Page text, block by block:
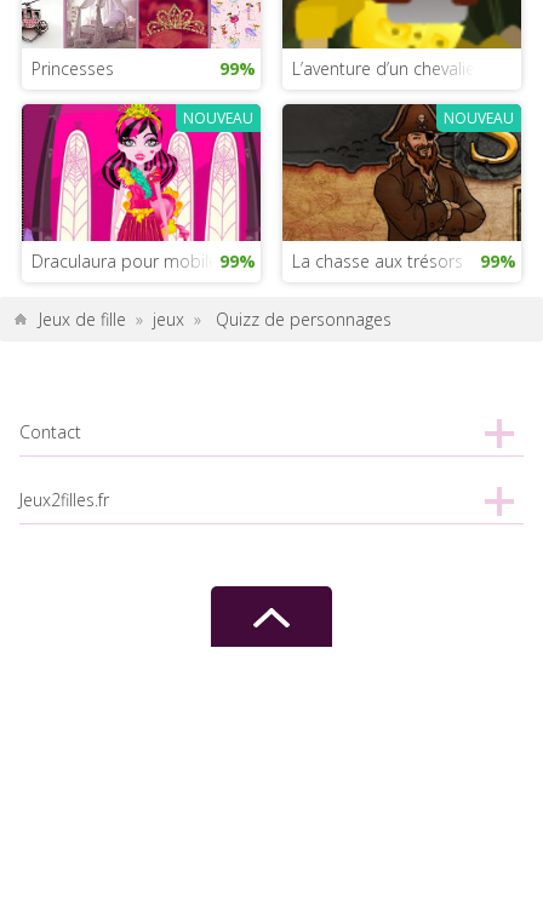
Princesses 99% L’aventure d’un chevalier
NOUVEAU
Draculaura pour mobile 99%
NOUVEAU
La chasse aux trésors 99%
Jeux de fille » jeux » Quizz de personnages
Contact
Jeux2filles.fr